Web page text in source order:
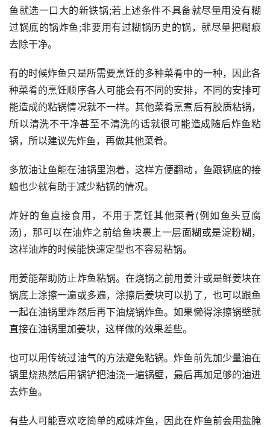
鱼就选一口大的新铁锅;若上述条件不具备就尽量用没有糊
过锅底的锅炸鱼;非要用有过糊锅历史的锅，就尽量把糊痕
去除干净。
有的时候炸鱼只是所需要烹饪的多种菜肴中的一种，因此各
种菜肴的烹饪顺序各人可能会有不同的安排，不同的安排可
能造成的粘锅情况就不一样。其他菜肴烹煮后有胶质粘锅，
所以清洗不干净甚至不清洗的话就很可能造成随后炸鱼粘
锅，所以建议先炸鱼，再做其他菜肴。
多放油让鱼能在油锅里泡着，这样方便翻动，鱼跟锅底的接
触也少就有助于减少粘锅的情况。
炸好的鱼直接食用，不用于烹饪其他菜肴(例如鱼头豆腐
汤)，那可以在油炸之前给鱼块裹上一层面糊或是淀粉糊，
这样油炸的时候能快速定型也不容易粘锅。
用姜能帮助防止炸鱼粘锅。在烧锅之前用姜汁或是鲜姜块在
锅底上涂擦一遍或多遍，涂擦后姜块可以扔了，也可以跟鱼
一起在油锅里炸然后再下油烧锅炸鱼。如果懒得涂擦锅壁就
直接在油锅里加姜块，这样做的效果差些。
也可以用传统过油气的方法避免粘锅。炸鱼前先加少量油在
锅里烧热然后用锅铲把油浇一遍锅壁，最后再加足够的油进
去炸鱼。
有些人可能喜欢吃简单的咸味炸鱼，因此在炸鱼前会用盐腌